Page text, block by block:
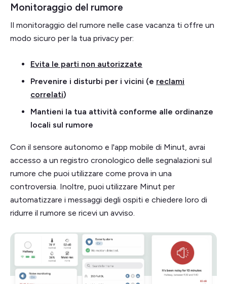
Monitoraggio del rumore
Il monitoraggio del rumore nelle case vacanza ti offre un
modo sicuro per la tua privacy per:
Evita le parti non autorizzate
Prevenire i disturbi per i vicini (e reclami
correlati)
Mantieni la tua attività conforme alle ordinanze
locali sul rumore
Con il sensore autonomo e l'app mobile di Minut, avrai
accesso a un registro cronologico delle segnalazioni sul
rumore che puoi utilizzare come prova in una
controversia. Inoltre, puoi utilizzare Minut per
automatizzare i messaggi degli ospiti e chiedere loro di
ridurre il rumore se ricevi un avviso.